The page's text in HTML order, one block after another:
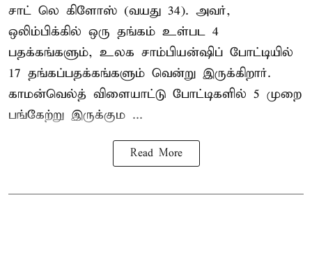
சாட் லெ கிளோஸ் (வயது 34). அவர்,
ஒலிம்பிக்கில் ஒரு தங்கம் உள்பட 4
பதக்கங்களும், உலக சாம்பியன்ஷிப் போட்டியில்
17 தங்கப்பதக்கங்களும் வென்று இருக்கிறார்.
காமன்வெல்த் விளையாட்டு போட்டிகளில் 5 முறை
பங்கேற்று இருக்கும ...
Read More